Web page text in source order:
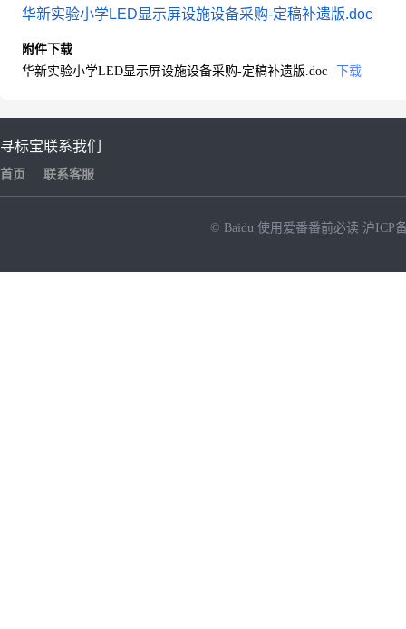
华新实验小学LED显示屏设施设备采购-定稿补遗版.doc
附件下载
华新实验小学LED显示屏设施设备采购-定稿补遗版.doc
下载
寻标宝
首页
联系我们
联系客服
© Baidu 使用爱番番前必读 沪ICP